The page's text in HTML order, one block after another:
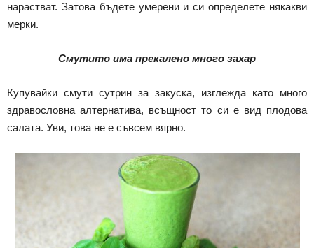
нарастват. Затова бъдете умерени и си определете някакви
мерки.
Смутито има прекалено много захар
Купувайки смути сутрин за закуска, изглежда като много
здравословна алтернатива, всъщност то си е вид плодова
салата. Уви, това не е съвсем вярно.